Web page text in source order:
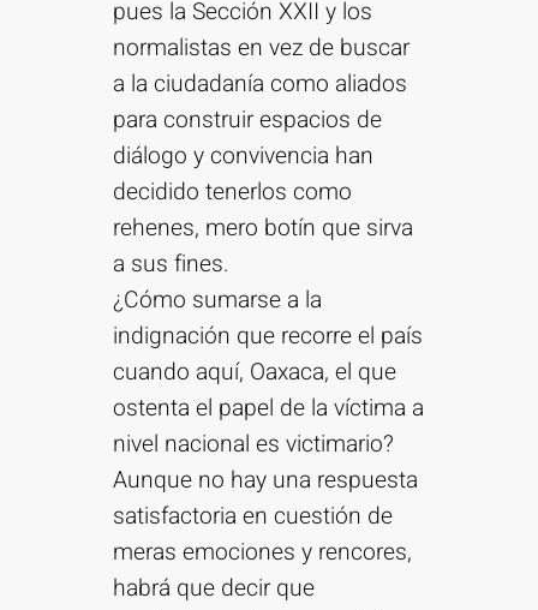
pues la Sección XXII y los
normalistas en vez de buscar
a la ciudadanía como aliados
para construir espacios de
diálogo y convivencia han
decidido tenerlos como
rehenes, mero botín que sirva
a sus fines.
¿Cómo sumarse a la
indignación que recorre el país
cuando aquí, Oaxaca, el que
ostenta el papel de la víctima a
nivel nacional es victimario?
Aunque no hay una respuesta
satisfactoria en cuestión de
meras emociones y rencores,
habrá que decir que